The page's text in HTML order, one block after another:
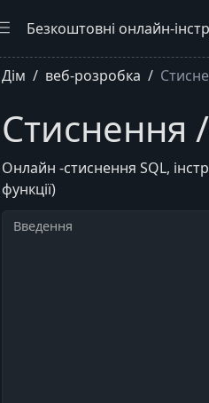
Безкоштовні онлайн-
Дім веб-розробка
Стиснення
Онлайн -стиснення SQL,
функції)